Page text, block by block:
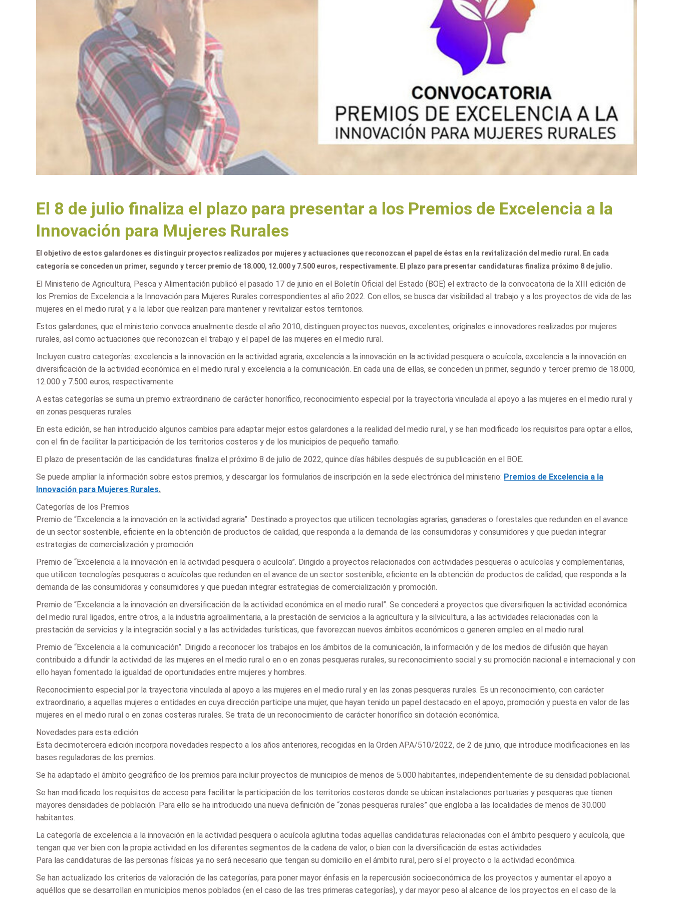
El 8 de julio finaliza el plazo para presentar a los Premios de Excelencia a la
Innovación para Mujeres Rurales
El objetivo de estos galardones es distinguir proyectos realizados por mujeres y actuaciones que reconozcan el papel de éstas en la revitalización del medio rural. En cada
categoría se conceden un primer, segundo y tercer premio de 18.000, 12.000 y 7.500 euros, respectivamente. El plazo para presentar candidaturas finaliza próximo 8 de julio.
El Ministerio de Agricultura, Pesca y Alimentación publicó el pasado 17 de junio en el Boletín Oficial del Estado (BOE) el extracto de la convocatoria de la XIII edición de
los Premios de Excelencia a la Innovación para Mujeres Rurales correspondientes al año 2022. Con ellos, se busca dar visibilidad al trabajo y a los proyectos de vida de las
mujeres en el medio rural; y a la labor que realizan para mantener y revitalizar estos territorios.
Estos galardones, que el ministerio convoca anualmente desde el año 2010, distinguen proyectos nuevos, excelentes, originales e innovadores realizados por mujeres
rurales, así como actuaciones que reconozcan el trabajo y el papel de las mujeres en el medio rural.
Incluyen cuatro categorías: excelencia a la innovación en la actividad agraria, excelencia a la innovación en la actividad pesquera o acuícola, excelencia a la innovación en
diversificación de la actividad económica en el medio rural y excelencia a la comunicación. En cada una de ellas, se conceden un primer, segundo y tercer premio de 18.000,
12.000 y 7.500 euros, respectivamente.
A estas categorías se suma un premio extraordinario de carácter honorífico, reconocimiento especial por la trayectoria vinculada al apoyo a las mujeres en el medio rural y
en zonas pesqueras rurales.
En esta edición, se han introducido algunos cambios para adaptar mejor estos galardones a la realidad del medio rural, y se han modificado los requisitos para optar a ellos,
con el fin de facilitar la participación de los territorios costeros y de los municipios de pequeño tamaño.
El plazo de presentación de las candidaturas finaliza el próximo 8 de julio de 2022, quince días hábiles después de su publicación en el BOE.
Se puede ampliar la información sobre estos premios, y descargar los formularios de inscripción en la sede electrónica del ministerio: Premios de Excelencia a la
Innovación para Mujeres Rurales.
Categorías de los Premios
Premio de “Excelencia a la innovación en la actividad agraria”. Destinado a proyectos que utilicen tecnologías agrarias, ganaderas o forestales que redunden en el avance
de un sector sostenible, eficiente en la obtención de productos de calidad, que responda a la demanda de las consumidoras y consumidores y que puedan integrar
estrategias de comercialización y promoción.
Premio de “Excelencia a la innovación en la actividad pesquera o acuícola”. Dirigido a proyectos relacionados con actividades pesqueras o acuícolas y complementarias,
que utilicen tecnologías pesqueras o acuícolas que redunden en el avance de un sector sostenible, eficiente en la obtención de productos de calidad, que responda a la
demanda de las consumidoras y consumidores y que puedan integrar estrategias de comercialización y promoción.
Premio de “Excelencia a la innovación en diversificación de la actividad económica en el medio rural”. Se concederá a proyectos que diversifiquen la actividad económica
del medio rural ligados, entre otros, a la industria agroalimentaria, a la prestación de servicios a la agricultura y la silvicultura, a las actividades relacionadas con la
prestación de servicios y la integración social y a las actividades turísticas, que favorezcan nuevos ámbitos económicos o generen empleo en el medio rural.
Premio de “Excelencia a la comunicación”. Dirigido a reconocer los trabajos en los ámbitos de la comunicación, la información y de los medios de difusión que hayan
contribuido a difundir la actividad de las mujeres en el medio rural o en o en zonas pesqueras rurales, su reconocimiento social y su promoción nacional e internacional y con
ello hayan fomentado la igualdad de oportunidades entre mujeres y hombres.
Reconocimiento especial por la trayectoria vinculada al apoyo a las mujeres en el medio rural y en las zonas pesqueras rurales. Es un reconocimiento, con carácter
extraordinario, a aquellas mujeres o entidades en cuya dirección participe una mujer, que hayan tenido un papel destacado en el apoyo, promoción y puesta en valor de las
mujeres en el medio rural o en zonas costeras rurales. Se trata de un reconocimiento de carácter honorífico sin dotación económica.
Novedades para esta edición
Esta decimotercera edición incorpora novedades respecto a los años anteriores, recogidas en la Orden APA/510/2022, de 2 de junio, que introduce modificaciones en las
bases reguladoras de los premios.
Se ha adaptado el ámbito geográfico de los premios para incluir proyectos de municipios de menos de 5.000 habitantes, independientemente de su densidad poblacional.
Se han modificado los requisitos de acceso para facilitar la participación de los territorios costeros donde se ubican instalaciones portuarias y pesqueras que tienen
mayores densidades de población. Para ello se ha introducido una nueva definición de “zonas pesqueras rurales” que engloba a las localidades de menos de 30.000
habitantes.
La categoría de excelencia a la innovación en la actividad pesquera o acuícola aglutina todas aquellas candidaturas relacionadas con el ámbito pesquero y acuícola, que
tengan que ver bien con la propia actividad en los diferentes segmentos de la cadena de valor, o bien con la diversificación de estas actividades.
Para las candidaturas de las personas físicas ya no será necesario que tengan su domicilio en el ámbito rural, pero sí el proyecto o la actividad económica.
Se han actualizado los criterios de valoración de las categorías, para poner mayor énfasis en la repercusión socioeconómica de los proyectos y aumentar el apoyo a
aquéllos que se desarrollan en municipios menos poblados (en el caso de las tres primeras categorías), y dar mayor peso al alcance de los proyectos en el caso de la